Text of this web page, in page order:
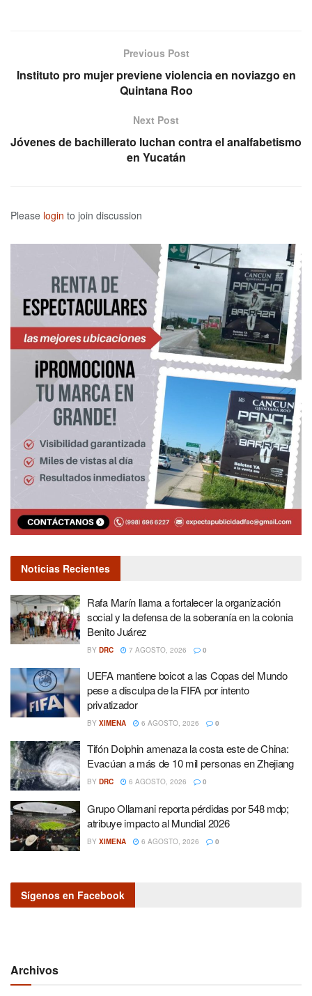
Previous Post
Instituto pro mujer previene violencia en noviazgo en
Quintana Roo
Next Post
Jóvenes de bachillerato luchan contra el analfabetismo
en Yucatán
Please login to join discussion
Noticias Recientes
Rafa Marín llama a fortalecer la organización
social y la defensa de la soberanía en la colonia
Benito Juárez
BY DRC 7 AGOSTO, 2026 0
UEFA mantiene boicot a las Copas del Mundo
pese a disculpa de la FIFA por intento
privatizador
BY XIMENA 6 AGOSTO, 2026 0
Tifón Dolphin amenaza la costa este de China:
Evacúan a más de 10 mil personas en Zhejiang
BY DRC 6 AGOSTO, 2026 0
Grupo Ollamani reporta pérdidas por 548 mdp;
atribuye impacto al Mundial 2026
BY XIMENA 6 AGOSTO, 2026 0
Sígenos en Facebook
Archivos